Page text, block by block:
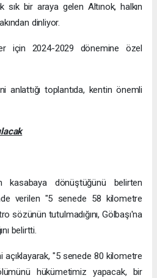
sık bir araya gelen Altınok, halkın
dinliyor.
için 2024-2029 dönemine özel
anlattığı toplantıda, kentin önemli
kasabaya dönüştüğünü belirten
verilen "5 senede 58 kilometre
sözünün tutulmadığını, Gölbaşı'na
belirtti.
açıklayarak, "5 senede 80 kilometre
hükümetimiz yapacak, bir